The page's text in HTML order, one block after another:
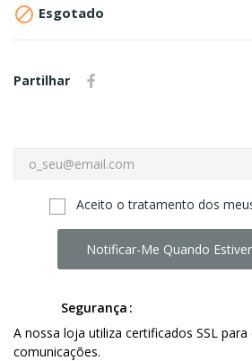
 Esgotado
Partilhar
Aceito o tratamento dos
Notificar-Me Quando
Segurança
A nossa loja utiliza certificados SSL para
comunicações.